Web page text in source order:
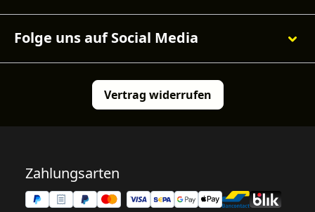
Folge uns auf Social Media
Vertrag widerrufen
Zahlungsarten